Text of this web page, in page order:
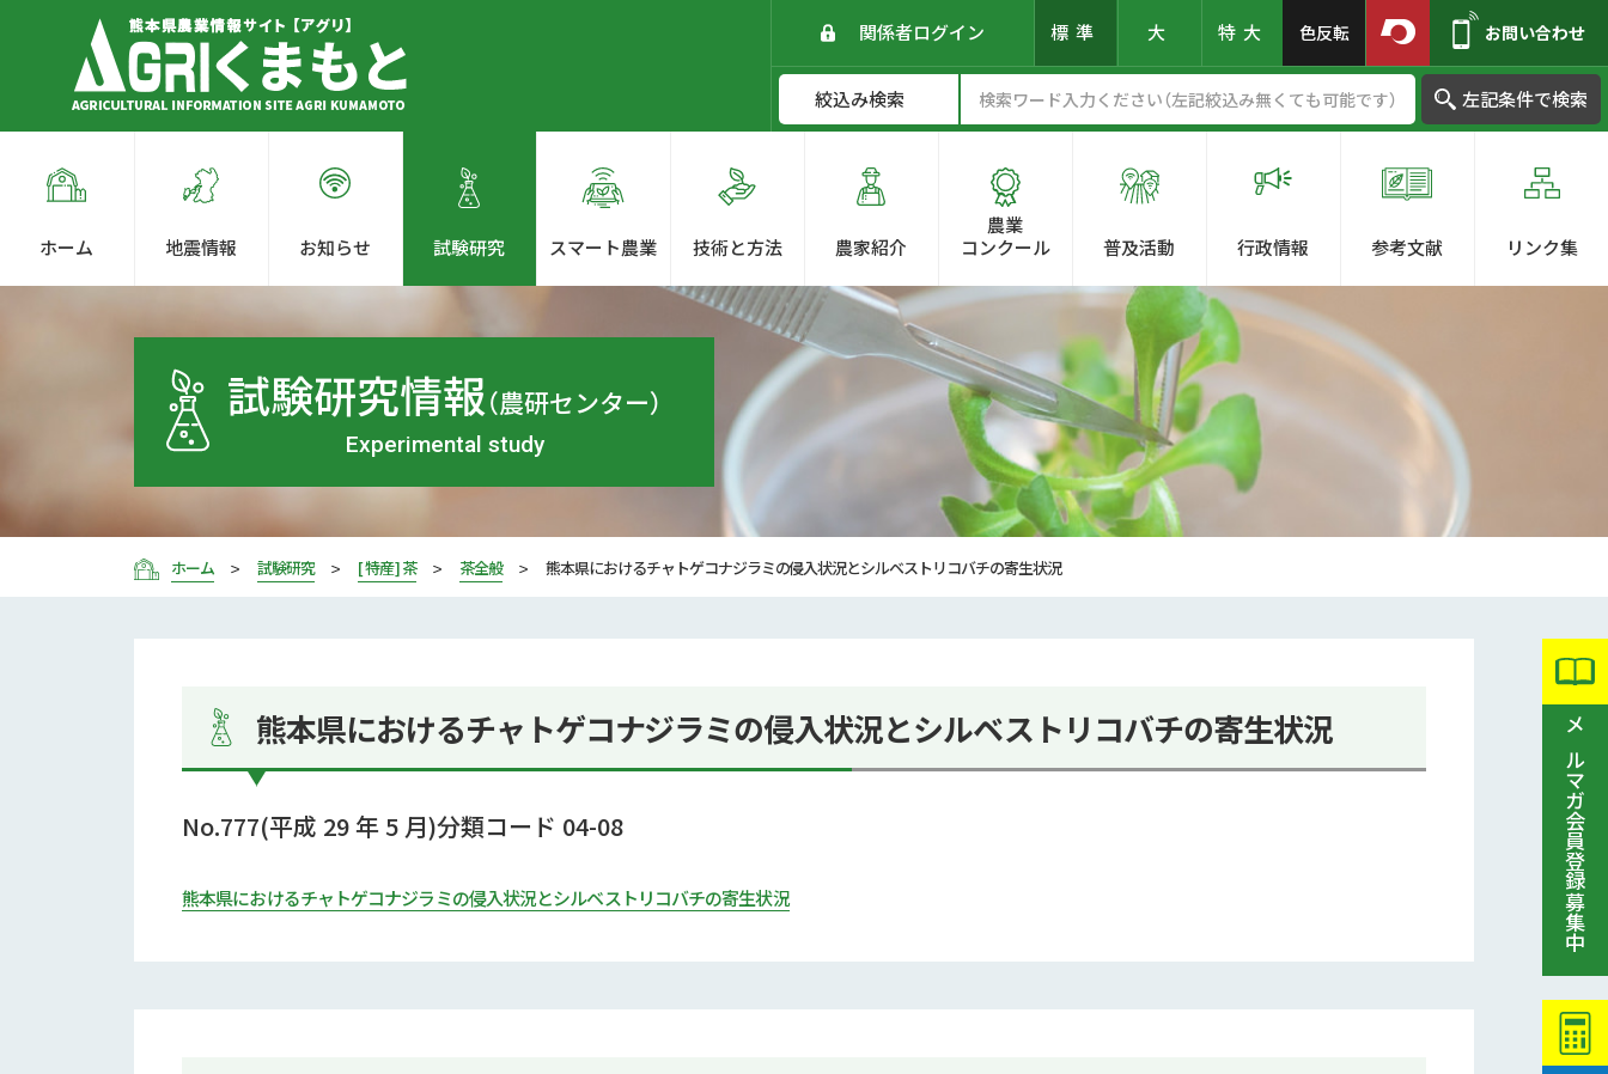
関係者ログイン 標準 大 特大 色反転 お問い合わせ
左記条件で検索
ホーム 地震情報 お知らせ 試験研究 スマート農業 技術と方法 農家紹介
農業
コンクール
普及活動 行政情報 参考文献 リンク集
試験研究情報 （農研センター）
Experimental study
ホーム 試験研究 [ 特産 ] 茶 茶全般 熊本県におけるチャトゲコナジラミの侵入状況とシルベストリコバチの寄生状況
メルマガ会員登録募集中
熊本県におけるチャトゲコナジラミの侵入状況とシルベストリコバチの寄生状況
No.777(平成 29 年 5 月)分類コード 04-08
熊本県におけるチャトゲコナジラミの侵入状況とシルベストリコバチの寄生状況